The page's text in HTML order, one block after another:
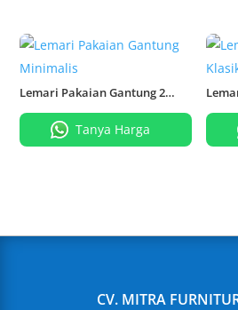
Lemari Pakaian Gantung 2
Tanya Harga
CV. MITRA